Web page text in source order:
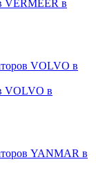
VERMEER в
VOLVO в
VOLVO в
YANMAR в